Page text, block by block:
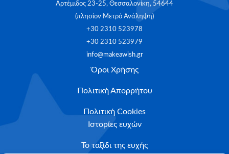
Αρτέμιδος 23-25, Θεσσαλονίκη, 54644
(πλησίον Μετρό Ανάληψη)
+30 2310 523978
+30 2310 523979
info@makeawish.gr
Όροι Χρήσης
Πολιτική Απορρήτου
Πολιτική Cookies
Ιστορίες ευχών
Το ταξίδι της ευχής